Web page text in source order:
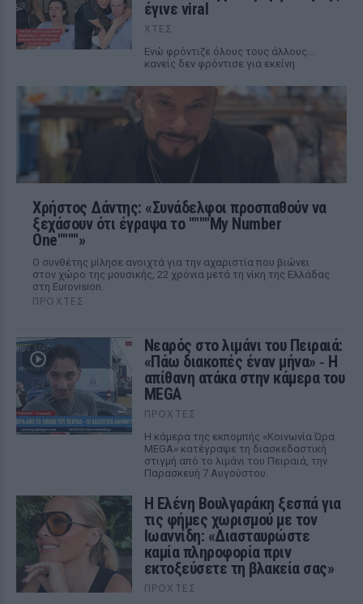
έγινε viral
ΧΤΕΣ
Ενώ φρόντιζε όλους τους άλλους...
κανείς δεν φρόντισε για εκείνη
Χρήστος Δάντης: «Συνάδελφοι προσπαθούν να
ξεχάσουν ότι έγραψα το """"My Number
One""""»
Ο συνθέτης μίλησε ανοιχτά για την αχαριστία που βιώνει
στον χώρο της μουσικής, 22 χρόνια μετά τη νίκη της Ελλάδας
στη Eurovision.
ΠΡΟΧΤΈΣ
Νεαρός στο λιμάνι του Πειραιά:
«Πάω διακοπές έναν μήνα» ‑ Η
απίθανη ατάκα στην κάμερα του
MEGA
ΠΡΟΧΤΈΣ
Η κάμερα της εκπομπής «Κοινωνία Ώρα
MEGA» κατέγραψε τη διασκεδαστική
στιγμή από το λιμάνι του Πειραιά, την
Παρασκευή 7 Αυγούστου.
Η Ελένη Βουλγαράκη ξεσπά για
τις φήμες χωρισμού με τον
Ιωαννίδη: «Διασταυρώστε
καμία πληροφορία πριν
εκτοξεύσετε τη βλακεία σας»
ΠΡΟΧΤΈΣ